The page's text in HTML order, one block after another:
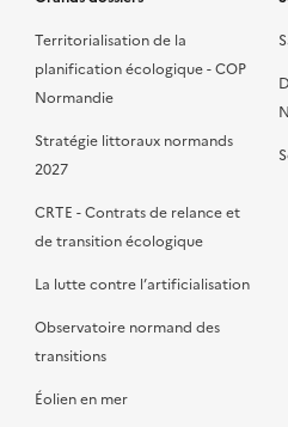
Territorialisation de la
planification écologique - COP
Normandie
Stratégie littoraux normands
2027
CRTE - Contrats de relance et
de transition écologique
La lutte contre l’artificialisation
Observatoire normand des
transitions
Éolien en mer